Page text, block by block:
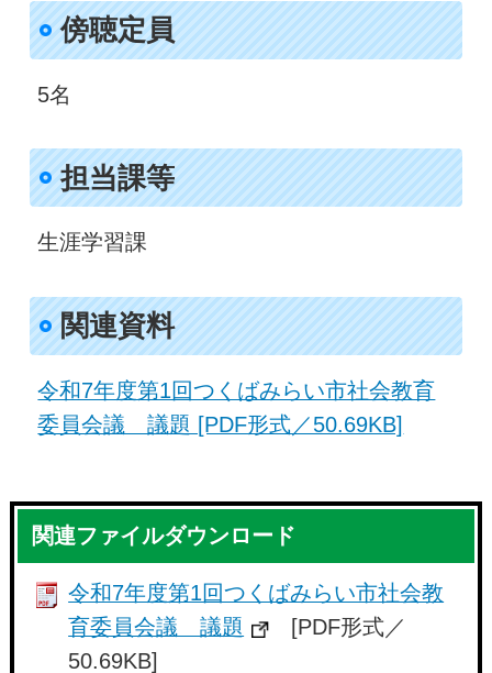
傍聴定員
5名
担当課等
生涯学習課
関連資料
令和7年度第1回つくばみらい市社会教育
委員会議 議題 [PDF形式／50.69KB]
関連ファイルダウンロード
令和7年度第1回つくばみらい市社会教
育委員会議 議題
[PDF形式／
50.69KB]